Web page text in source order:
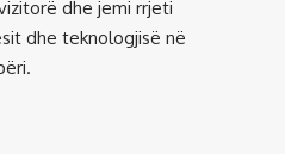
dhe jemi rrjeti
dhe teknologjisë në